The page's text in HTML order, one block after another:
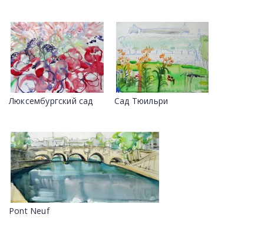
Люксембургский сад Сад Тюильри
Pont Neuf